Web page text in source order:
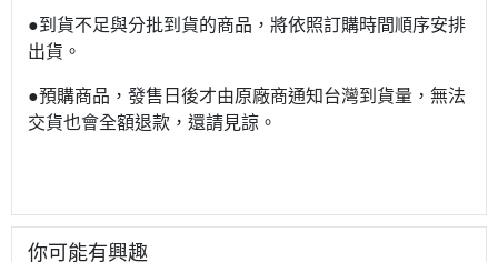
●到貨不足與分批到貨的商品，將依照訂購時間順序安排
出貨。
●預購商品，發售日後才由原廠商通知台灣到貨量，無法
交貨也會全額退款，還請見諒。
你可能有興趣